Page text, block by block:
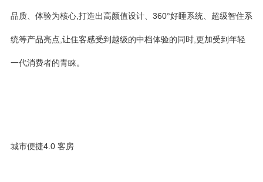
品质、体验为核心,打造出高颜值设计、360°好睡系统、超级智住系
统等产品亮点,让住客感受到越级的中档体验的同时,更加受到年轻
一代消费者的青睐。
城市便捷4.0 客房